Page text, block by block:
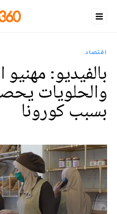
اقتصاد
بالفيديو: مهنيو
والحلويات
بسبب كورونا